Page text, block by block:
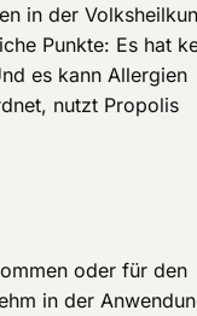
in der
Punkte: Es hat
es kann Allergien
nutzt Propolis
oder für den
in der